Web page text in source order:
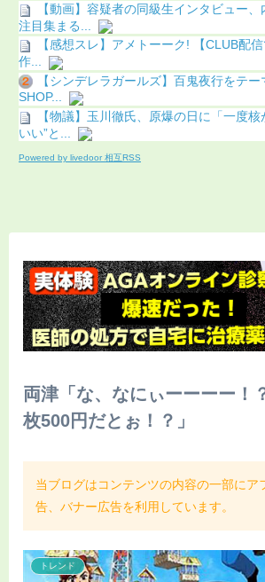
【動画】容疑者の同級生インタビュー
注目集まる...
【感想スレ】アメトーーク! 【CLUB配
作...
【シンデレラガールズ】百鬼夜行をテ
SHOP...
【物議】玉川徹氏、原爆の日に「一度
いい”と...
Powered by livedoor 相互RSS
両津「な、なにぃーーーー！
枚500円だとぉ！？」
当ブログはコンテンツの内容の一部にア
告、バナー広告を利用しています。
トレンド